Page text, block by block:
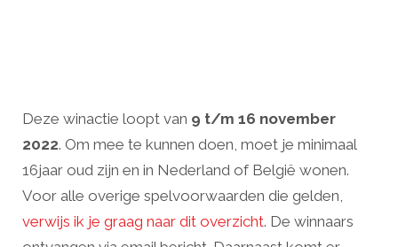
Deze winactie loopt van 9 t/m 16 november
2022. Om mee te kunnen doen, moet je minimaal
16jaar oud zijn en in Nederland of België wonen.
Voor alle overige spelvoorwaarden die gelden,
verwijs ik je graag naar dit overzicht. De winnaars